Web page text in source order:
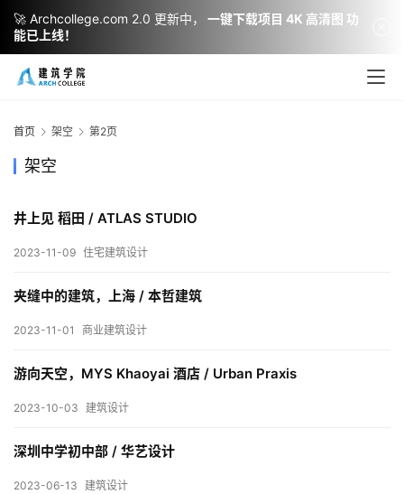
建
设
计
内
计
首页 架空 第2页
架空
井上见 稻田 / ATLAS STUDIO
2023-11-09 住宅建筑设计
夹缝中的建筑，上海 / 本哲建筑
2023-11-01 商业建筑设计
游向天空，MYS Khaoyai 酒店 / Urban Praxis
2023-10-03 建筑设计
深圳中学初中部 / 华艺设计
2023-06-13 建筑设计
🚀 Archcollege.com 2.0 更新中，
一键下载项目 4K 高清图 功
能已上线！